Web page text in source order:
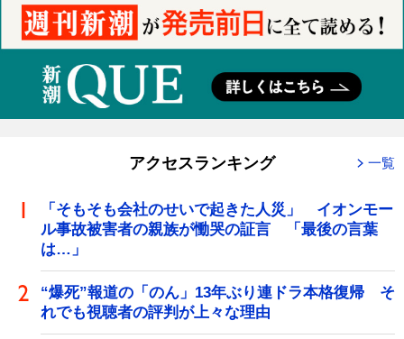
アクセスランキング 一覧
「そもそも会社のせいで起きた人災」 イオンモー
ル事故被害者の親族が慟哭の証言 「最後の言葉
は…」
“爆死”報道の「のん」13年ぶり連ドラ本格復帰 そ
れでも視聴者の評判が上々な理由